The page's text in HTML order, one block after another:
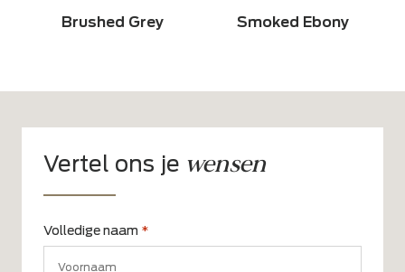
Brushed Grey Smoked Ebony
Vertel ons je wensen
Volledige naam *